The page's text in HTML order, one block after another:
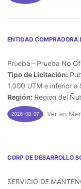
ENTIDAD COMPRADORA
Prueba - Prueba No
Tipo de Licitación:
1.000 UTM e inferior a
Región: Region del
2026-08-07 Ver en
CORP DE DESARROLLO
SERVICIO DE